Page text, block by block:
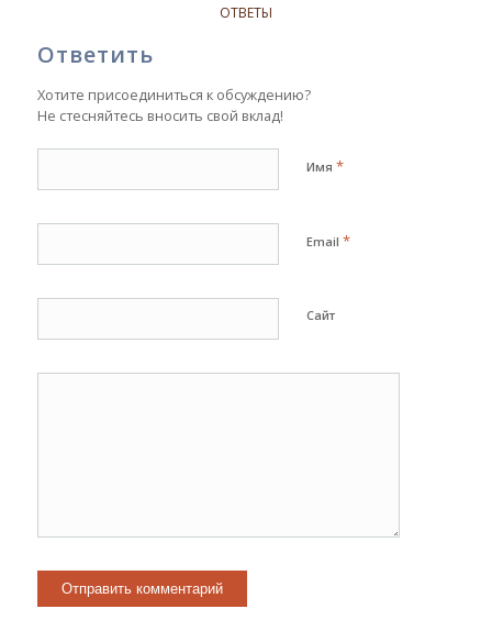
ОТВЕТЫ
Ответить
Хотите присоединиться к обсуждению?
Не стесняйтесь вносить свой вклад!
Имя *
Email *
Сайт